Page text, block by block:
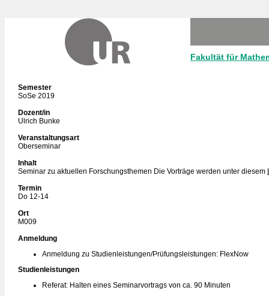
Fakultät für
Semester
SoSe 2019
Dozent/in
Ulrich Bunke
Veranstaltungsart
Oberseminar
Inhalt
Seminar zu aktuellen Forschungsthemen Die Vorträge werden unter diesem
Termin
Do 12-14
Ort
M009
Anmeldung
Anmeldung zu Studienleistungen/Prüfungsleistungen: FlexNow
Studienleistungen
Referat: Halten eines Seminarvortrags von ca. 90 Minuten